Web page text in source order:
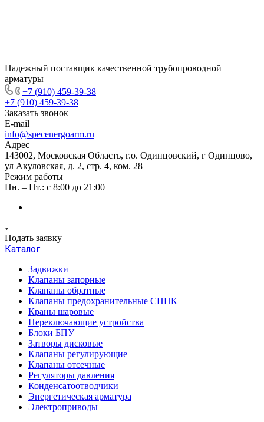
Надежный поставщик качественной трубопроводной
арматуры
+7 (910) 459-39-38
+7 (910) 459-39-38
Заказать звонок
E-mail
info@specenergoarm.ru
Адрес
143002, Московская Область, г.о. Одинцовский, г Одинцово,
ул Акуловская, д. 2, стр. 4, ком. 28
Режим работы
Пн. – Пт.: с 8:00 до 21:00
Подать заявку
Каталог
Задвижки
Клапаны запорные
Клапаны обратные
Клапаны предохранительные СППК
Краны шаровые
Переключающие устройства
Блоки БПУ
Затворы дисковые
Клапаны регулирующие
Клапаны отсечные
Регуляторы давления
Конденсатоотводчики
Энергетическая арматура
Электроприводы